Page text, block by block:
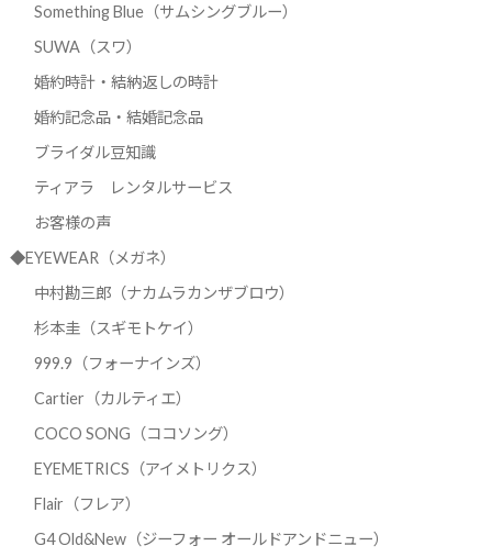
Something Blue（サムシングブルー）
SUWA（スワ）
婚約時計・結納返しの時計
婚約記念品・結婚記念品
ブライダル豆知識
ティアラ レンタルサービス
お客様の声
◆EYEWEAR（メガネ）
中村勘三郎（ナカムラカンザブロウ）
杉本圭（スギモトケイ）
999.9（フォーナインズ）
Cartier（カルティエ）
COCO SONG（ココソング）
EYEMETRICS（アイメトリクス）
Flair（フレア）
G4 Old&New（ジーフォー オールドアンドニュー）